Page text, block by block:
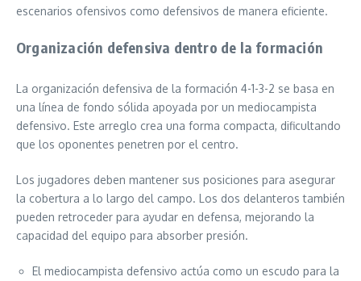
escenarios ofensivos como defensivos de manera eficiente.
Organización defensiva dentro de la formación
La organización defensiva de la formación 4-1-3-2 se basa en
una línea de fondo sólida apoyada por un mediocampista
defensivo. Este arreglo crea una forma compacta, dificultando
que los oponentes penetren por el centro.
Los jugadores deben mantener sus posiciones para asegurar
la cobertura a lo largo del campo. Los dos delanteros también
pueden retroceder para ayudar en defensa, mejorando la
capacidad del equipo para absorber presión.
El mediocampista defensivo actúa como un escudo para la